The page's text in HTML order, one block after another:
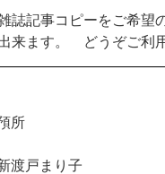
誌記事コピーをご希望
来ます。 どうぞご利
所
渡戸まり子